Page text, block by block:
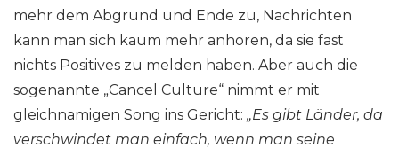
mehr dem Abgrund und Ende zu, Nachrichten
kann man sich kaum mehr anhören, da sie fast
nichts Positives zu melden haben. Aber auch die
sogenannte „Cancel Culture“ nimmt er mit
gleichnamigen Song ins Gericht: „Es gibt Länder, da
verschwindet man einfach, wenn man seine